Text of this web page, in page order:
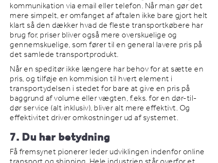
kommunikation via email eller telefon. Når man gør det
mere simpelt, er omfanget af aftalen ikke bare gjort helt
klart så den dækker hvad de fleste transportkøbere har
brug for, priser bliver også mere overskuelige og
gennemskuelige, som fører til en general lavere pris på
det samlede transportprodukt.
Når en speditør ikke længere har behov for at sætte en
pris, og tilføje en kommision til hvert element i
transportydelsen i stedet for bare at give en pris på
baggrund af volume eller vægten, f.eks. for en dør-til-
dør service (alt inklusiv), bliver alt mere effektivt. Og
effektivitet driver omkostninger ud af systemet.
7. Du har betydning
Få fremsynet pionerer leder udviklingen indenfor online